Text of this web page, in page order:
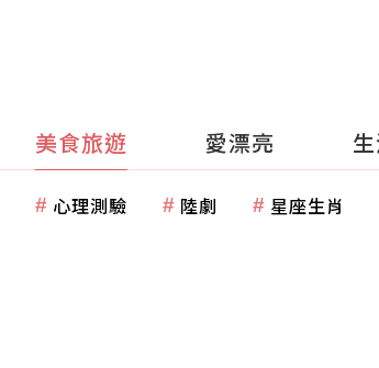
美食旅遊 愛漂亮
心理測驗 陸劇 星座生肖